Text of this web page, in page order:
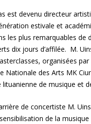
est devenu directeur
estivale et
les plus remarquables de
dix jours d’affilée. M.
organisées par
Nationale des Arts MK
lituanienne de musique et
de concertiste M.
de la musique